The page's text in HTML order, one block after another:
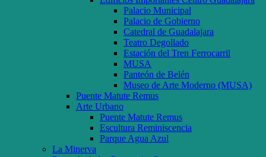
Palacio Municipal
Palacio de Gobierno
Catedral de Guadalajara
Teatro Degollado
Estación del Tren Ferrocarril
MUSA
Panteón de Belén
Museo de Arte Moderno (MUSA)
Puente Matute Remus
Arte Urbano
Puente Matute Remus
Escultura Reminiscencia
Parque Agua Azul
La Minerva